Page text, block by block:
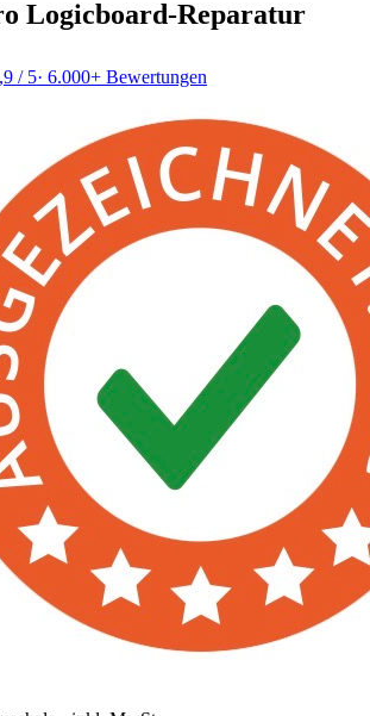
Logicboard-Reparatur
/ 5· 6.000+ Bewertungen